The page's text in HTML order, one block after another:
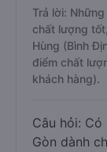
Trả lời:
chất lượng
Hùng (Bình
điểm chất
khách hàng).
Câu hỏi: Có
Gòn dành